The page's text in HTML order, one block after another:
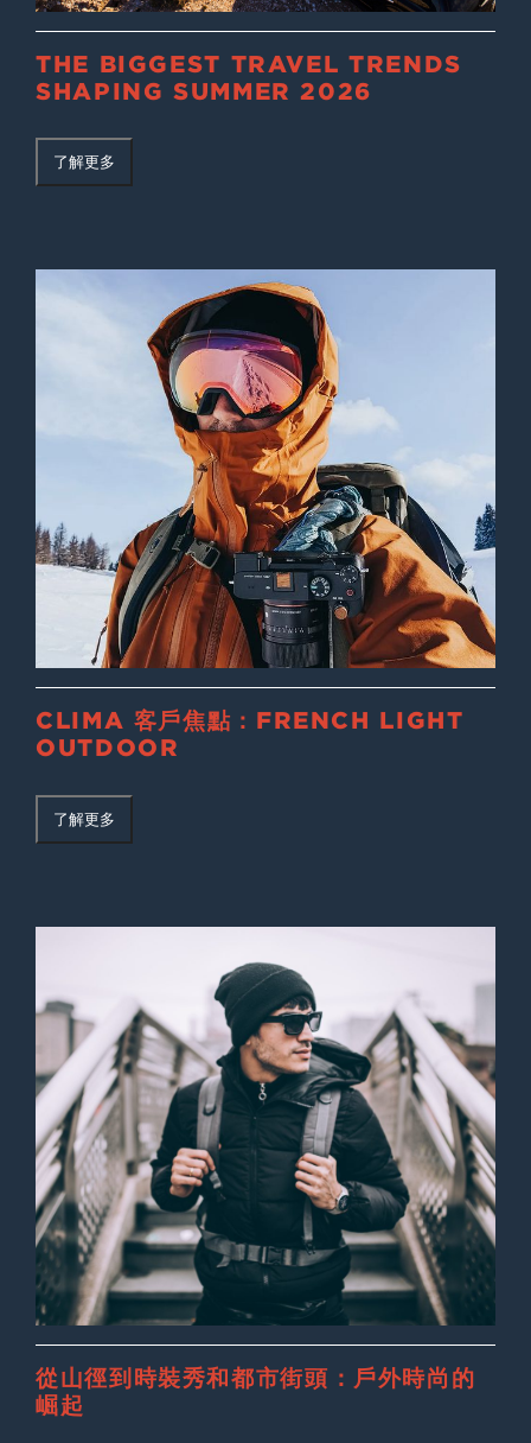
THE BIGGEST TRAVEL TRENDS
SHAPING SUMMER 2026
了解更多
CLIMA 客戶焦點：FRENCH LIGHT
OUTDOOR
了解更多
從山徑到時裝秀和都市街頭：戶外時尚的
崛起